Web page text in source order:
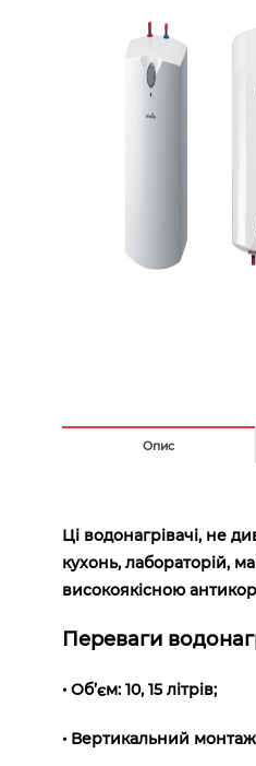
Опис
Ці водонагрівачі, не
кухонь, лабораторій,
високоякісною
Переваги
• Об’єм: 10, 15 літрів;
• Вертикальний монтаж